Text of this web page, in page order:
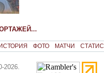
ИСТОРИЯ ФОТО МАТЧИ
2026.